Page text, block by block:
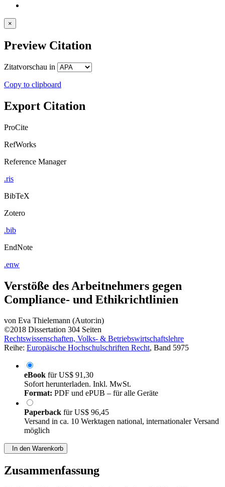
×
Preview Citation
Zitatvorschau in
Copy to clipboard
Export Citation
ProCite
RefWorks
Reference Manager
.ris
BibTeX
Zotero
.bib
EndNote
.enw
Verstöße des Arbeitnehmers gegen
Compliance- und Ethikrichtlinien
von Eva Thielemann (Autor:in)
©2018 Dissertation 304 Seiten
Rechtswissenschaften, Volks- & Betriebswirtschaftslehre
Reihe: Europäische Hochschulschriften Recht, Band 5975
eBook fürUS$ 91,30
Sofort herunterladen. Inkl. MwSt.
Format: PDF und ePUB – für alle Geräte
Paperback fürUS$ 96,45
Versand in ca. 10 Werktagen national, internationaler Versand
möglich
In den Warenkorb
Zusammenfassung